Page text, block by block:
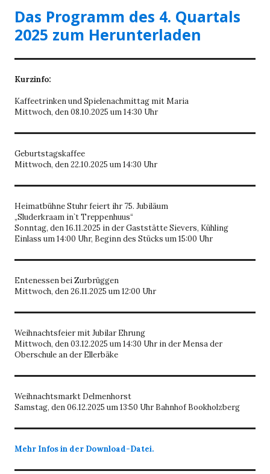
Das Programm des 4. Quartals
2025 zum Herunterladen
Kurzinfo:
Kaffeetrinken und Spielenachmittag mit Maria
Mittwoch, den 08.10.2025 um 14:30 Uhr
Geburtstagskaffee
Mittwoch, den 22.10.2025 um 14:30 Uhr
Heimatbühne Stuhr feiert ihr 75. Jubiläum
„Sluderkraam in`t Treppenhuus“
Sonntag, den 16.11.2025 in der Gaststätte Sievers, Kühling
Einlass um 14:00 Uhr, Beginn des Stücks um 15:00 Uhr
Entenessen bei Zurbrüggen
Mittwoch, den 26.11.2025 um 12:00 Uhr
Weihnachtsfeier mit Jubilar Ehrung
Mittwoch, den 03.12.2025 um 14:30 Uhr in der Mensa der
Oberschule an der Ellerbäke
Weihnachtsmarkt Delmenhorst
Samstag, den 06.12.2025 um 13:50 Uhr Bahnhof Bookholzberg
Mehr Infos in der Download-Datei.